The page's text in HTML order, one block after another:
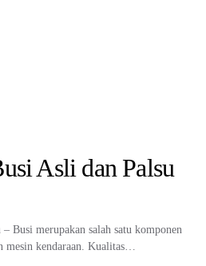
Asli dan Palsu
Busi merupakan salah satu komponen
mesin kendaraan. Kualitas…